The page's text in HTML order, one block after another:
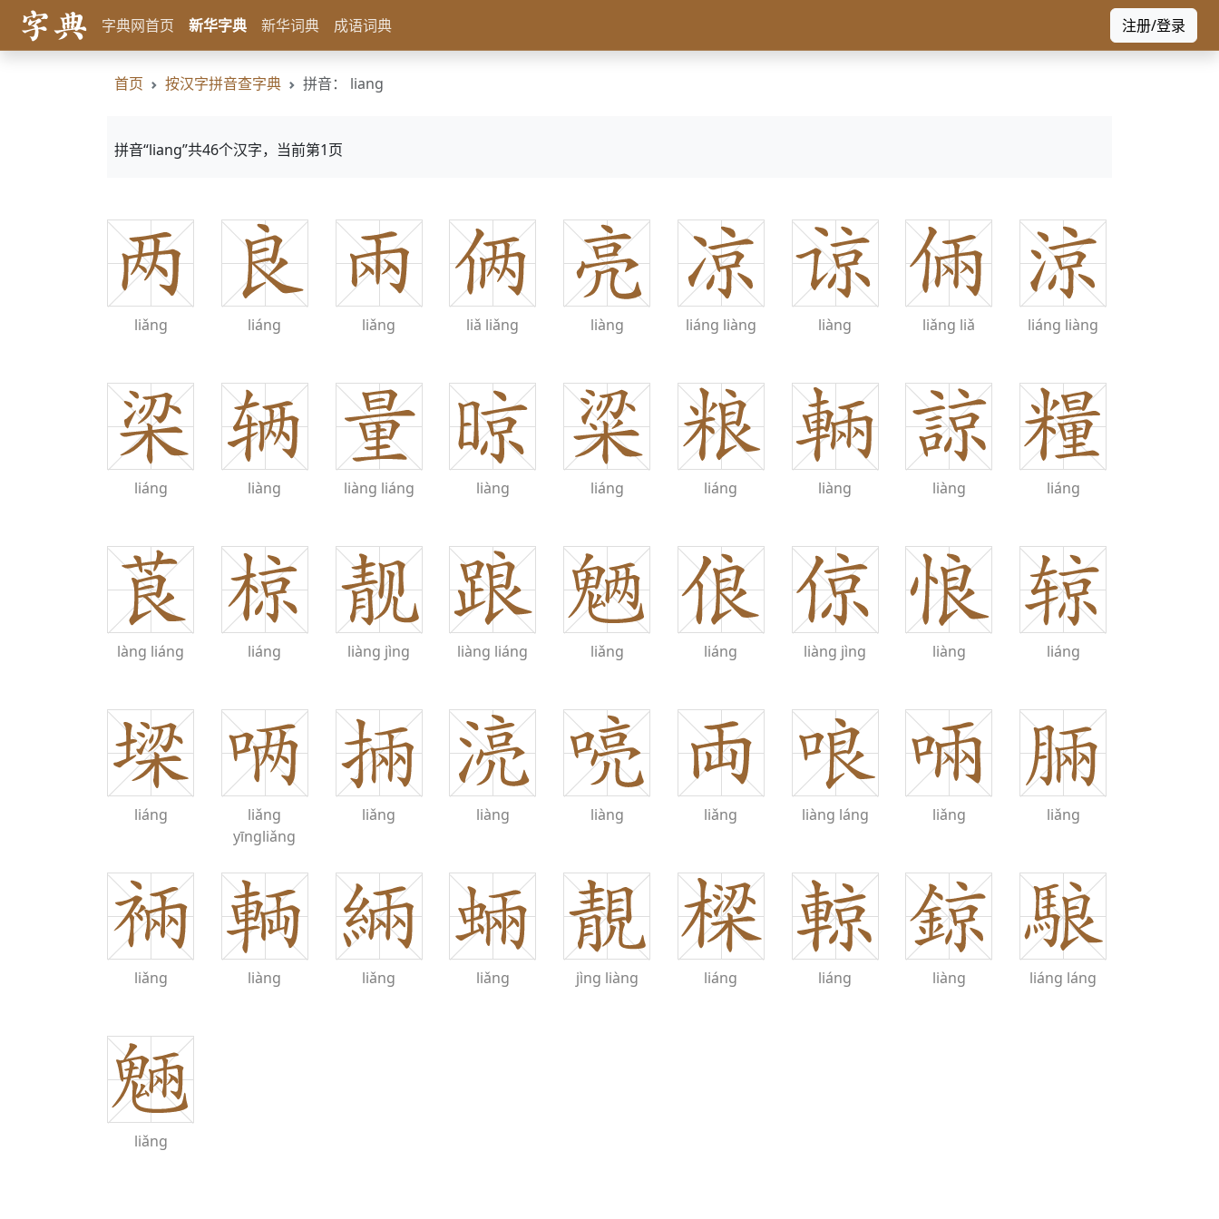
字典网首页 新华字典 新华词典 成语词典 注册/登录
首页 按汉字拼音查字典 拼音： liang
拼音“liang”共46个汉字，当前第1页
liǎng liáng liǎng liǎ liǎng liàng liáng liàng liàng liǎng liǎ liáng liàng
liáng liàng liàng liáng liàng liáng liáng liàng liàng liáng
làng liáng liáng liàng jìng liàng liáng liǎng liáng liàng jìng liàng liáng
liáng
liǎng
yīngliǎng
liǎng liàng liàng liǎng liàng láng liǎng liǎng
liǎng liàng liǎng liǎng jìng liàng liáng liáng liàng liáng láng
liǎng